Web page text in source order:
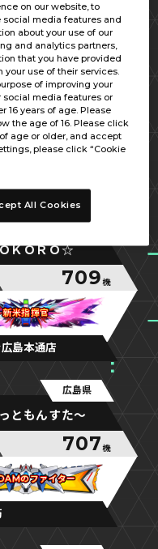
広島県
といってよ砂糖
1,030機
シュ忘れないよ…
シュ忘れないよ…
シュ忘れないよ…
広島県
ＫＯＲＯ☆
709機
新米指揮官
新米指揮官
新米指揮官
島本通店
広島県
ともんすた～
707機
のファイター
のファイター
のファイター
on our website, to
media features and
about your use of our
and analytics partners,
that you have provided
use of their services.
of improving your
media features or
16 years of age. Please
the age of 16. Please click
age or older, and accept
please click “Cookie
All Cookies